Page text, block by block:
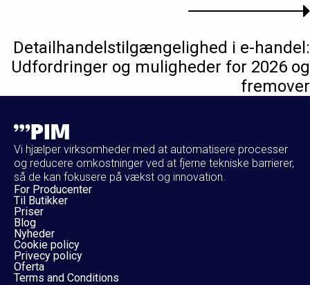
Detailhandelstilgængelighed i e-handel:
Udfordringer og muligheder for 2026 og
fremover
Vi hjælper virksomheder med at automatisere processer
og reducere omkostninger ved at fjerne tekniske barrierer,
så de kan fokusere på vækst og innovation.
For Producenter
Til Butikker
Priser
Blog
Nyheder
Cookie policy
Privecy policy
Oferta
Terms and Conditions